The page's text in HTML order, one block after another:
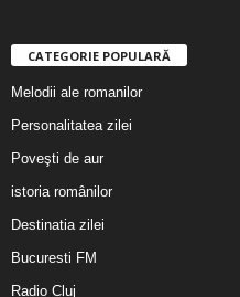
CATEGORIE POPULARĂ
Melodii ale romanilor
Personalitatea zilei
Poveşti de aur
istoria românilor
Destinatia zilei
Bucuresti FM
Radio Cluj